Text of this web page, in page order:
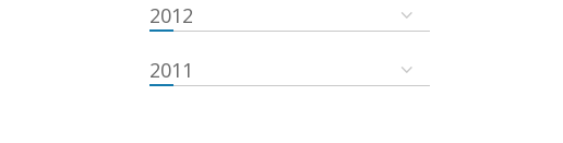
2012
2011